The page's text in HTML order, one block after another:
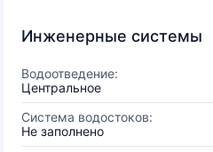
Инженерные системы
Водоотведение:
Центральное
Система водостоков:
Не заполнено